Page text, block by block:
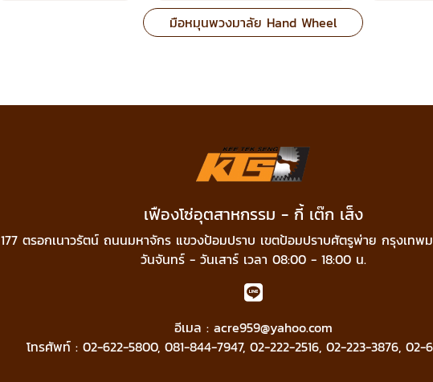
มือหมุนพวงมาลัย Hand Wheel
เฟืองโซ่อุตสาหกรรม - กี้ เต๊ก เส็ง
177 ตรอกเนาวรัตน์ ถนนมหาจักร แขวงป้อมปราบ เขตป้อมปราบศัตรูพ่าย กรุงเทพ
วันจันทร์ - วันเสาร์ เวลา 08:00 - 18:00 น.
อีเมล : acre959@yahoo.com
โทรศัพท์ : 02-622-5800, 081-844-7947, 02-222-2516, 02-223-3876, 02-